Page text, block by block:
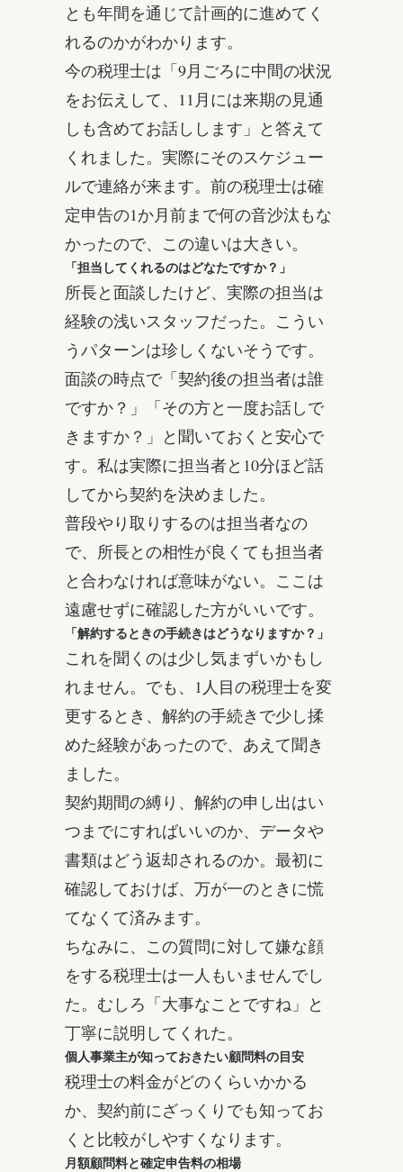
とも年間を通じて計画的に進めてく
れるのかがわかります。
今の税理士は「9月ごろに中間の状況
をお伝えして、11月には来期の見通
しも含めてお話しします」と答えて
くれました。実際にそのスケジュー
ルで連絡が来ます。前の税理士は確
定申告の1か月前まで何の音沙汰もな
かったので、この違いは大きい。
「担当してくれるのはどなたですか？」
所長と面談したけど、実際の担当は
経験の浅いスタッフだった。こうい
うパターンは珍しくないそうです。
面談の時点で「契約後の担当者は誰
ですか？」「その方と一度お話しで
きますか？」と聞いておくと安心で
す。私は実際に担当者と10分ほど話
してから契約を決めました。
普段やり取りするのは担当者なの
で、所長との相性が良くても担当者
と合わなければ意味がない。ここは
遠慮せずに確認した方がいいです。
「解約するときの手続きはどうなりますか？」
これを聞くのは少し気まずいかもし
れません。でも、1人目の税理士を変
更するとき、解約の手続きで少し揉
めた経験があったので、あえて聞き
ました。
契約期間の縛り、解約の申し出はい
つまでにすればいいのか、データや
書類はどう返却されるのか。最初に
確認しておけば、万が一のときに慌
てなくて済みます。
ちなみに、この質問に対して嫌な顔
をする税理士は一人もいませんでし
た。むしろ「大事なことですね」と
丁寧に説明してくれた。
個人事業主が知っておきたい顧問料の目安
税理士の料金がどのくらいかかる
か、契約前にざっくりでも知ってお
くと比較がしやすくなります。
月額顧問料と確定申告料の相場